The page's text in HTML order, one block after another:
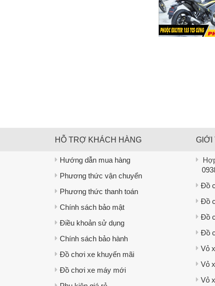
HỖ TRỢ KHÁCH HÀNG
Hướng dẫn mua hàng
Phương thức vận chuyển
Phương thức thanh toán
Chính sách bảo mật
Điều khoản sử dụng
Chính sách bảo hành
Đồ chơi xe khuyến mãi
Đồ chơi xe máy mới
GIỚI
Đồ
Đồ
Đồ
Đồ
Vỏ
Vỏ
Vỏ